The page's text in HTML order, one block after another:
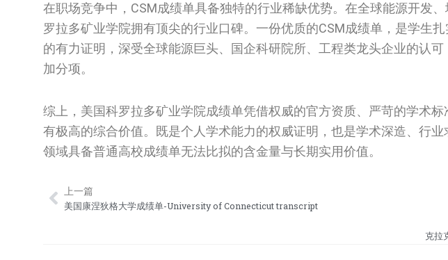
在职场竞争中，CSM成绩单具备独特的行业稀缺优势。在全球能源开发
罗拉多矿业学院拥有顶尖的行业口碑。一份优质的CSM成绩单，是学生
的有力证明，深受全球能源巨头、国企科研院所、工程类龙头企业的认
加分项。
综上，美国科罗拉多矿业学院成绩单凭借权威的官方资质、严苛的学术
有极高的综合价值。既是个人学术能力的权威证明，也是学术深造、行
领域具备普通高校成绩单无法比拟的含金量与长期实用价值。
Prev
上一篇
美国康涅狄格大学成绩单-University of Connecticut transcript
克拉